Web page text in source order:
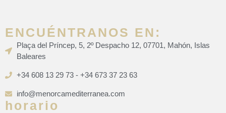
ENCUÉNTRANOS EN:
Plaça del Príncep, 5, 2º Despacho 12, 07701, Mahón, Islas
Baleares
+34 608 13 29 73 - +34 673 37 23 63
info@menorcamediterranea.com
horario